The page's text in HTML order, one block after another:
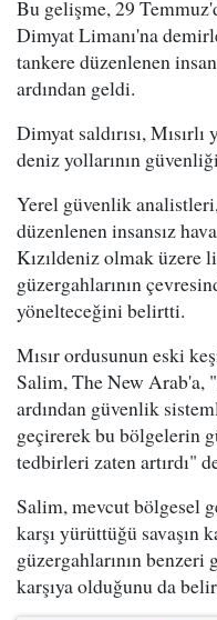
Bu gelişme, 29
Dimyat Limanı'na
tankere düzenlenen
ardından geldi.
Dimyat saldırısı,
deniz yollarının
Yerel güvenlik
düzenlenen insansız hava
Kızıldeniz olmak üzere
güzergahlarının
yönelteceğini belirtti.
Mısır ordusunun eski
Salim, The New Arab'a,
ardından güvenlik
geçirerek bu bölgelerin
tedbirleri zaten artırdı"
Salim, mevcut bölgesel
karşı yürüttüğü savaşın
güzergahlarının
karşıya olduğunu da